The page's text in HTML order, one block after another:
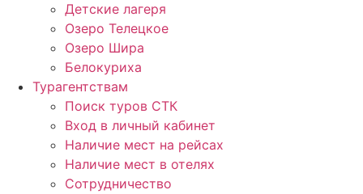
Детские лагеря
Озеро Телецкое
Озеро Шира
Белокуриха
Турагентствам
Поиск туров СТК
Вход в личный кабинет
Наличие мест на рейсах
Наличие мест в отелях
Сотрудничество